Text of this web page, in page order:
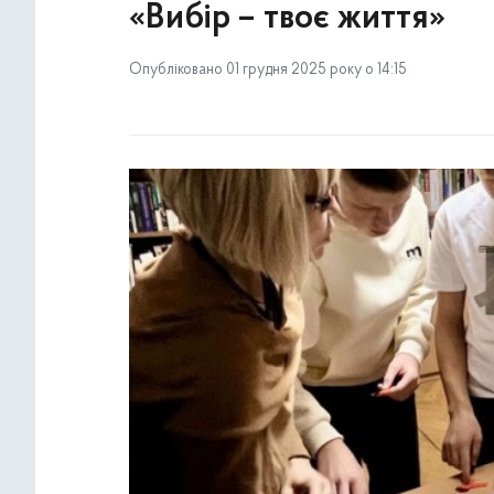
«Вибір – твоє життя»
Опубліковано 01 грудня 2025 року о 14:15